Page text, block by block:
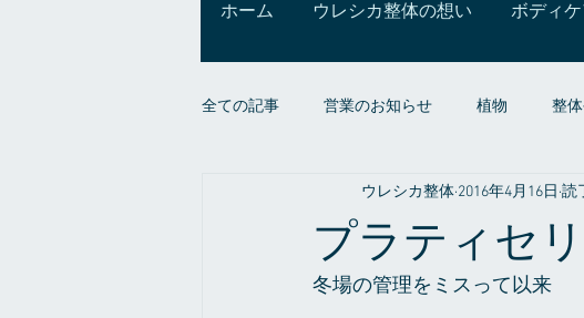
ホーム ウレシカ整体の想い ボディ
全ての記事 営業のお知らせ 植物 整
整体やお店の事だったり 症例 プラ
プラティセ
ウレシカ整体 2016年4月16日 読
冬場の管理をミスって以来